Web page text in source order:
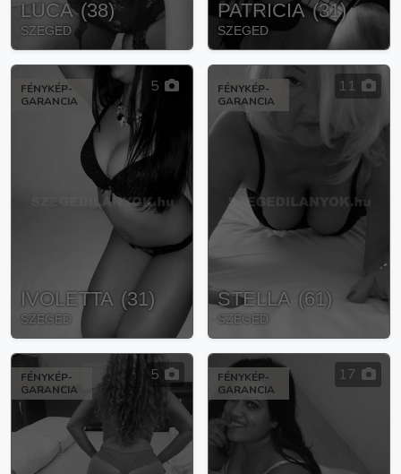
LUCA (38)
SZEGED
PATRICIA (31)
SZEGED
FÉNYKÉP-
GARANCIA
5
IVOLETTA (31)
SZEGED
FÉNYKÉP-
GARANCIA
11
STELLA (61)
SZEGED
FÉNYKÉP-
GARANCIA
5
FÉNYKÉP-
GARANCIA
17